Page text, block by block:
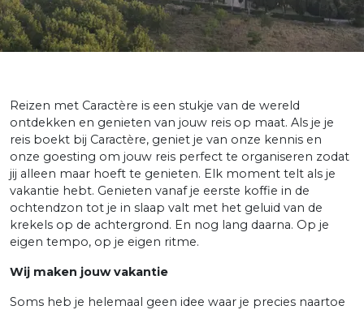
Reizen met Caractère is een stukje van de wereld
ontdekken en genieten van jouw reis op maat. Als je je
reis boekt bij Caractère, geniet je van onze kennis en
onze goesting om jouw reis perfect te organiseren zodat
jij alleen maar hoeft te genieten. Elk moment telt als je
vakantie hebt. Genieten vanaf je eerste koffie in de
ochtendzon tot je in slaap valt met het geluid van de
krekels op de achtergrond. En nog lang daarna. Op je
eigen tempo, op je eigen ritme.
Wij maken jouw vakantie
Soms heb je helemaal geen idee waar je precies naartoe